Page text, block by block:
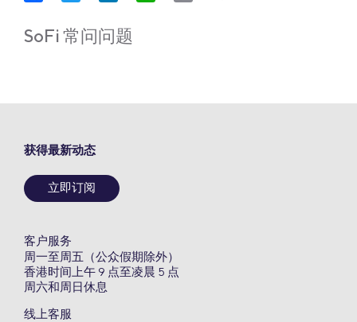
SoFi 常问问题
获得最新动态
立即订阅
客户服务
周一至周五（公众假期除外）
香港时间上午 9 点至凌晨 5 点
周六和周日休息
线上客服